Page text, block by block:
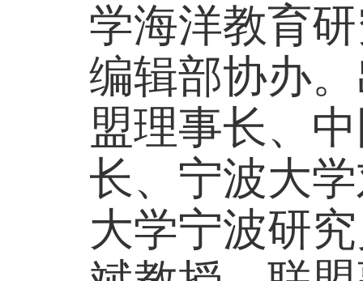
学海洋教育
编辑部协办
盟理事长、
长、宁波大
大学宁波研